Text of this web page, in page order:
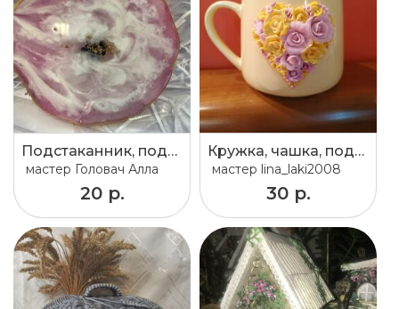
Подстаканник, подставка под украшения, подставка под свечи, эпоксидная смола
мастер Головач Алла
20 р.
Кружка, чашка, подарок
мастер lina_laki2008
30 р.